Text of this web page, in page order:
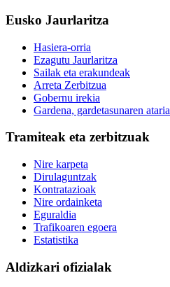
Eusko Jaurlaritza
Hasiera-orria
Ezagutu Jaurlaritza
Sailak eta erakundeak
Arreta Zerbitzua
Gobernu irekia
Gardena, gardetasunaren ataria
Tramiteak eta zerbitzuak
Nire karpeta
Dirulaguntzak
Kontratazioak
Nire ordainketa
Eguraldia
Trafikoaren egoera
Estatistika
Aldizkari ofizialak